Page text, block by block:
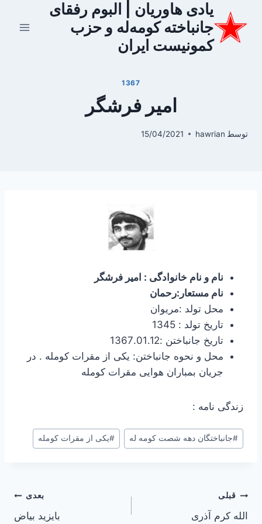
محتوا
یادی هاوریان | البوم رفقای
جانباخته کومه‌له و حزب
کمونیست ایران
1367
امیر فرشگر
توسط hawrian
15/04/2021
نام و نام خانوادگی : امیر فرشگر
نام مستعار:رحمان
محل تولد :مریوان
تاریخ تولد : 1345
تاریخ جانباختن :1367.01.12
محل و نحوه جانباختن: یکی از مقرات کومله . در
جریان بمباران هوایی مقرات کومله
زندگی نامه :
برچسب‌های
نوشته:
#جانباختگان دهه شصت کومه له #یکی از مقرات کومله
راهبری
قبلی
الله کرم آذری
بعدی
بایزید بیاض